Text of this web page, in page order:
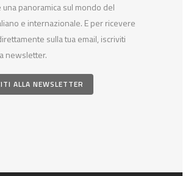
una panoramica sul mondo del
e internazionale. E per ricevere
sulla tua email, iscriviti
newsletter.
ALLA NEWSLETTER